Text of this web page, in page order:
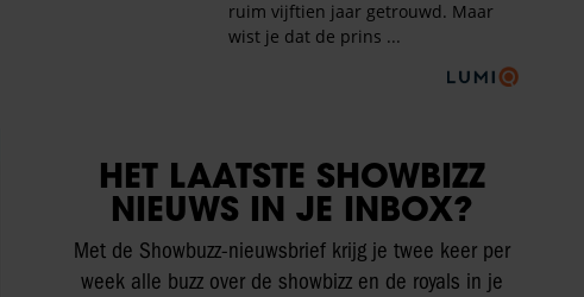
HET LAATSTE SHOWBIZZ
NIEUWS IN JE INBOX?
Met de Showbuzz-nieuwsbrief krijg je twee keer per
week alle buzz over de showbizz en de royals in je